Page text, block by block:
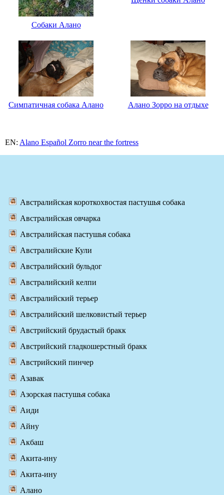
Собаки Алано
Симпатичная собака Алано Алано Зорро на отдыхе
EN: Alano Español Zorro near the fortress
Австралийская короткохвостая пастушья собака
Австралийская овчарка
Австралийская пастушья собака
Австралийские Кули
Австралийский бульдог
Австралийский келпи
Австралийский терьер
Австралийский шелковистый терьер
Австрийский брудастый бракк
Австрийский гладкошерстный бракк
Австрийский пинчер
Азавак
Азорская пастушья собака
Аиди
Айну
Акбаш
Акита-ину
Акита-ину
Алано